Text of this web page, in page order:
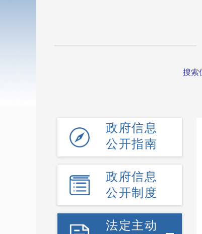
搜索
政府信息
公开指南
政府信息
公开制度
法定主动